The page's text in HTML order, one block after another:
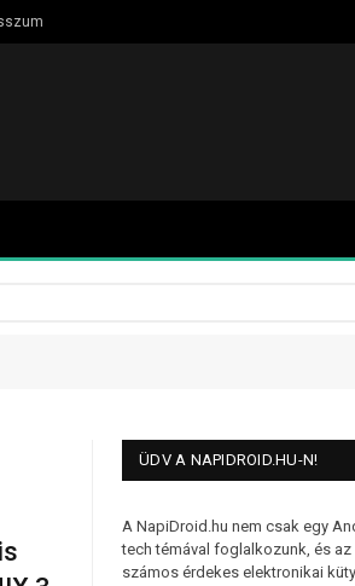
ÜDV A NAPIDROID.HU-N!
A NapiDroid.hu nem csak egy
tech témával foglalkozunk, és
számos érdekes elektronikai